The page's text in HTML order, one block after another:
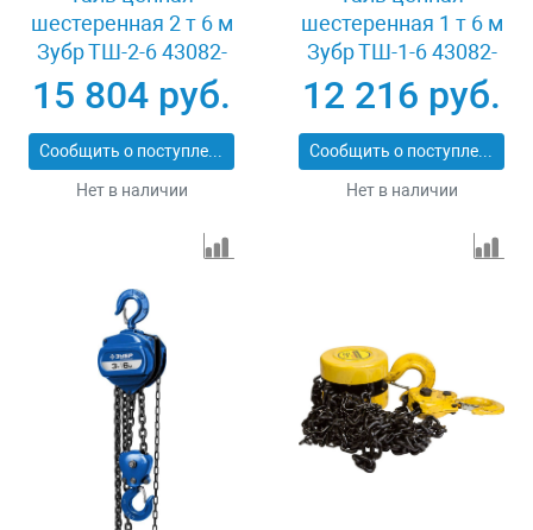
шестеренная 2 т 6 м
Зубр ТШ-2-6 43082-
2_z01
15 804 руб.
Сообщить о поступлении
Нет в наличии
шестеренная 1 т 6 м
Зубр ТШ-1-6 43082-
1_z01
12 216 руб.
Сообщить о поступлении
Нет в наличии